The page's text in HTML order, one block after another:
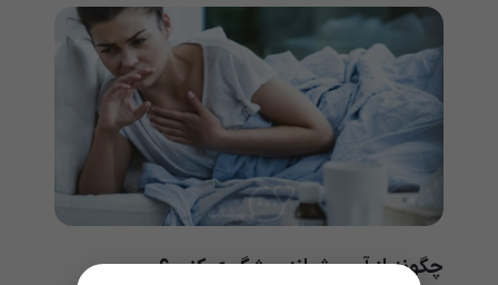
چگونه از آسم شبانه پیشگیری کنیم؟